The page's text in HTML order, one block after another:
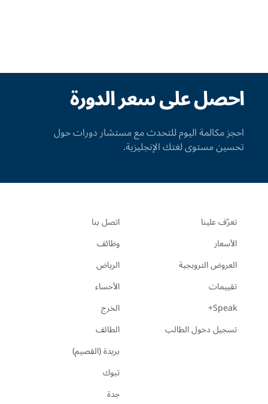
احصل على سعر الدورة
احجز مكالمة اليوم للتحدث مع مستشار دورات حول
تحسين مستوى لغتك الإنجليزية.
تعرّف علينا
الأسعار
العروض الترويجية
تقييمات
Speak+
تسجيل دخول الطالب
اتصل بنا
وظائف
الرياض
الأحساء
الخرج
الطائف
بريدة (القصيم)
تبوك
جدة